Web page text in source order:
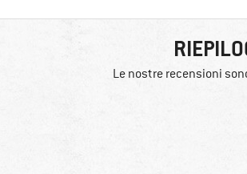
Le nostre recensioni